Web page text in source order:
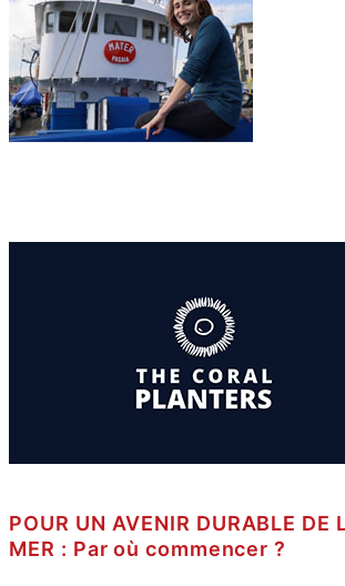
POUR UN AVENIR DURABLE DE
MER : Par où commencer ?